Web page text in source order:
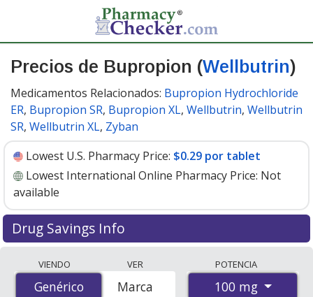
Precios de Bupropion (Wellbutrin)
Medicamentos Relacionados: Bupropion Hydrochloride
ER, Bupropion SR, Bupropion XL, Wellbutrin, Wellbutrin
SR, Wellbutrin XL, Zyban
Lowest U.S. Pharmacy Price: $0.29 por tablet
Lowest International Online Pharmacy Price: Not
available
Drug Savings Info
at U.S. pharmacies start at$0.29 por tabletfor 30
tablets. You save 54% off the average U.S. pharmacy
VIENDO
Genérico
Genérico
VER
Marca
POTENCIA
100 mg